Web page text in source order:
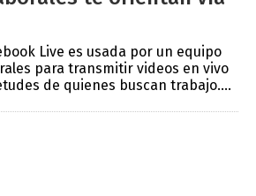
Live es usada por un equipo
para transmitir videos en vivo
de quienes buscan trabajo....